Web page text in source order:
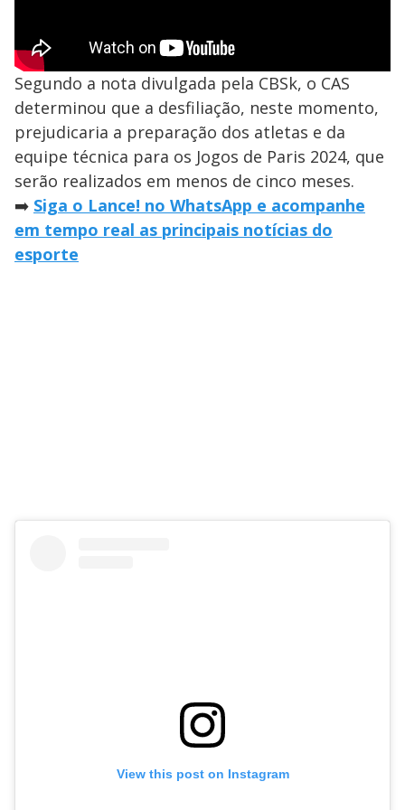
Segundo a nota divulgada pela CBSk, o CAS
determinou que a desfiliação, neste momento,
prejudicaria a preparação dos atletas e da
equipe técnica para os Jogos de Paris 2024, que
serão realizados em menos de cinco meses.
➡️ Siga o Lance! no WhatsApp e acompanhe
em tempo real as principais notícias do
esporte
View this post on Instagram